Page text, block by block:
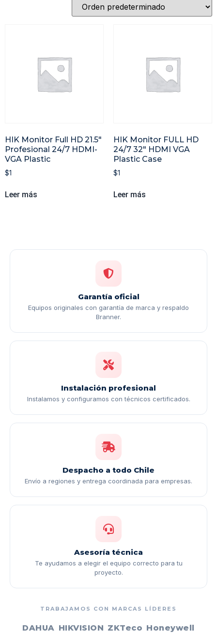
HIK Monitor Full HD 21.5″
Profesional 24/7 HDMI-
VGA Plastic
$1
Leer más
HIK Monitor FULL HD
24/7 32″ HDMI VGA
Plastic Case
$1
Leer más
Garantía oficial
Equipos originales con garantía de marca y respaldo
Branner.
Instalación profesional
Instalamos y configuramos con técnicos certificados.
Despacho a todo Chile
Envío a regiones y entrega coordinada para empresas.
Asesoría técnica
Te ayudamos a elegir el equipo correcto para tu
proyecto.
TRABAJAMOS CON MARCAS LÍDERES
DAHUA HIKVISION ZKTeco Honeywell